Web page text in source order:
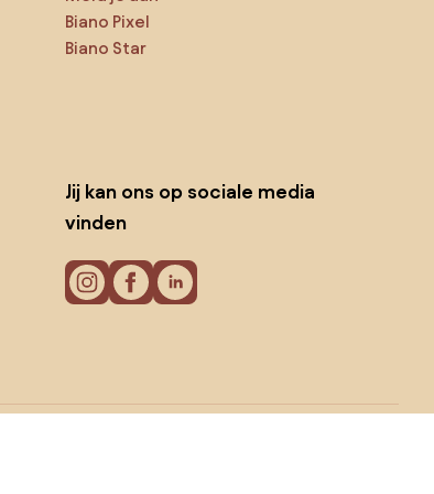
Biano Pixel
Biano Star
Jij kan ons op sociale media
vinden